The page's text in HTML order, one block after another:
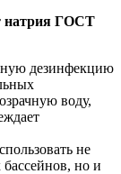
ГОСТ
дезинфекцию
воду,
не
но и